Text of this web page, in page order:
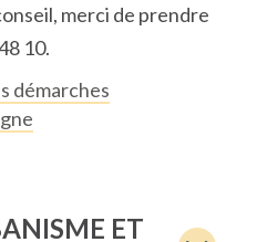
merci de prendre
10.
démarches
ET